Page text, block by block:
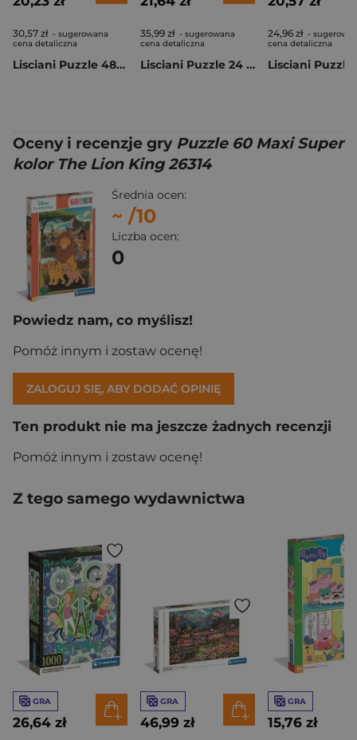
30,57 zł - sugerowana
cena detaliczna
Lisciani Puzzle 48 Marvel M-Plus Spiderman 304-99627
35,99 zł - sugerowana
cena detaliczna
Lisciani Puzzle 24 Marvel Plus Spidey This is a team! 304-99665
24,96 zł -
cena detaliczna
Oceny i recenzje gry Puzzle 60 Maxi Super
kolor The Lion King 26314
Średnia ocen:
~ /10
Liczba ocen:
0
Powiedz nam, co myślisz!
Pomóż innym i zostaw ocenę!
ZALOGUJ SIĘ, ABY DODAĆ OPINIĘ
Ten produkt nie ma jeszcze żadnych recenzji
Pomóż innym i zostaw ocenę!
Z tego samego wydawnictwa
GRA
26,64 zł
GRA
46,99 zł
GRA
15,76 zł